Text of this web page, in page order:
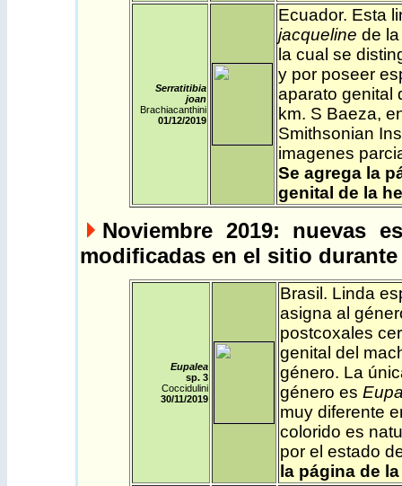
Serratitibia
joan
Brachiacanthini
01/12/2019
Ecuador. Esta l
jacqueline de
la cual se
y por poseer
aparato genital
km. S Baeza,
Smithsonian
imagenes
Se agrega la
genital de la
Noviembre 2019: nuevas
modificadas en el sitio durante
Eupalea
sp. 3
Coccidulini
30/11/2019
Brasil . Linda
asigna al
postcoxales
genital del
género. La
género es
muy diferente
colorido es
por el estado
la página de